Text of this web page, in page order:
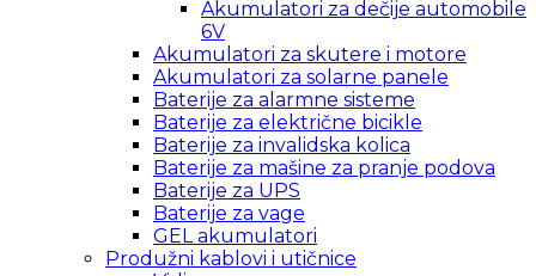
Akumulatori za dečije automobile
6V
Akumulatori za skutere i motore
Akumulatori za solarne panele
Baterije za alarmne sisteme
Baterije za električne bicikle
Baterije za invalidska kolica
Baterije za mašine za pranje podova
Baterije za UPS
Baterije za vage
GEL akumulatori
Produžni kablovi i utičnice